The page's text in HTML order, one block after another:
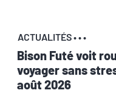
ACTUALITÉS•••
Bison Futé voit
voyager sans
août 2026